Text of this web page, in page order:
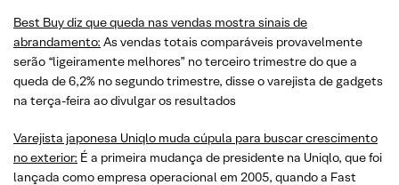
Best Buy diz que queda nas vendas mostra sinais de
abrandamento: As vendas totais comparáveis provavelmente
serão “ligeiramente melhores” no terceiro trimestre do que a
queda de 6,2% no segundo trimestre, disse o varejista de gadgets
na terça-feira ao divulgar os resultados
Varejista japonesa Uniqlo muda cúpula para buscar crescimento
no exterior: É a primeira mudança de presidente na Uniqlo, que foi
lançada como empresa operacional em 2005, quando a Fast